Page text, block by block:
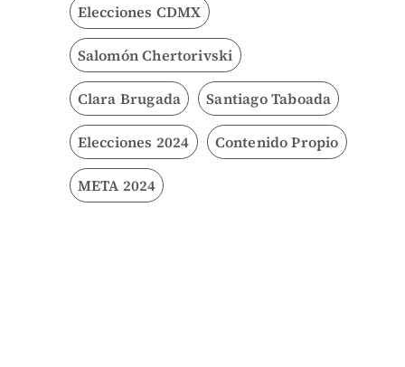
Elecciones CDMX
Salomón Chertorivski
Clara Brugada Santiago Taboada
Elecciones 2024 Contenido Propio
META 2024